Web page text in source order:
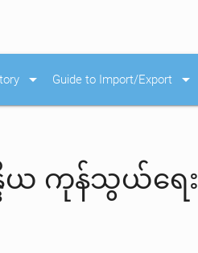
arrow_drop_down Guide to Import/Export arrow_drop_down
န္ဒိယ ကုန်သွယ်ရ